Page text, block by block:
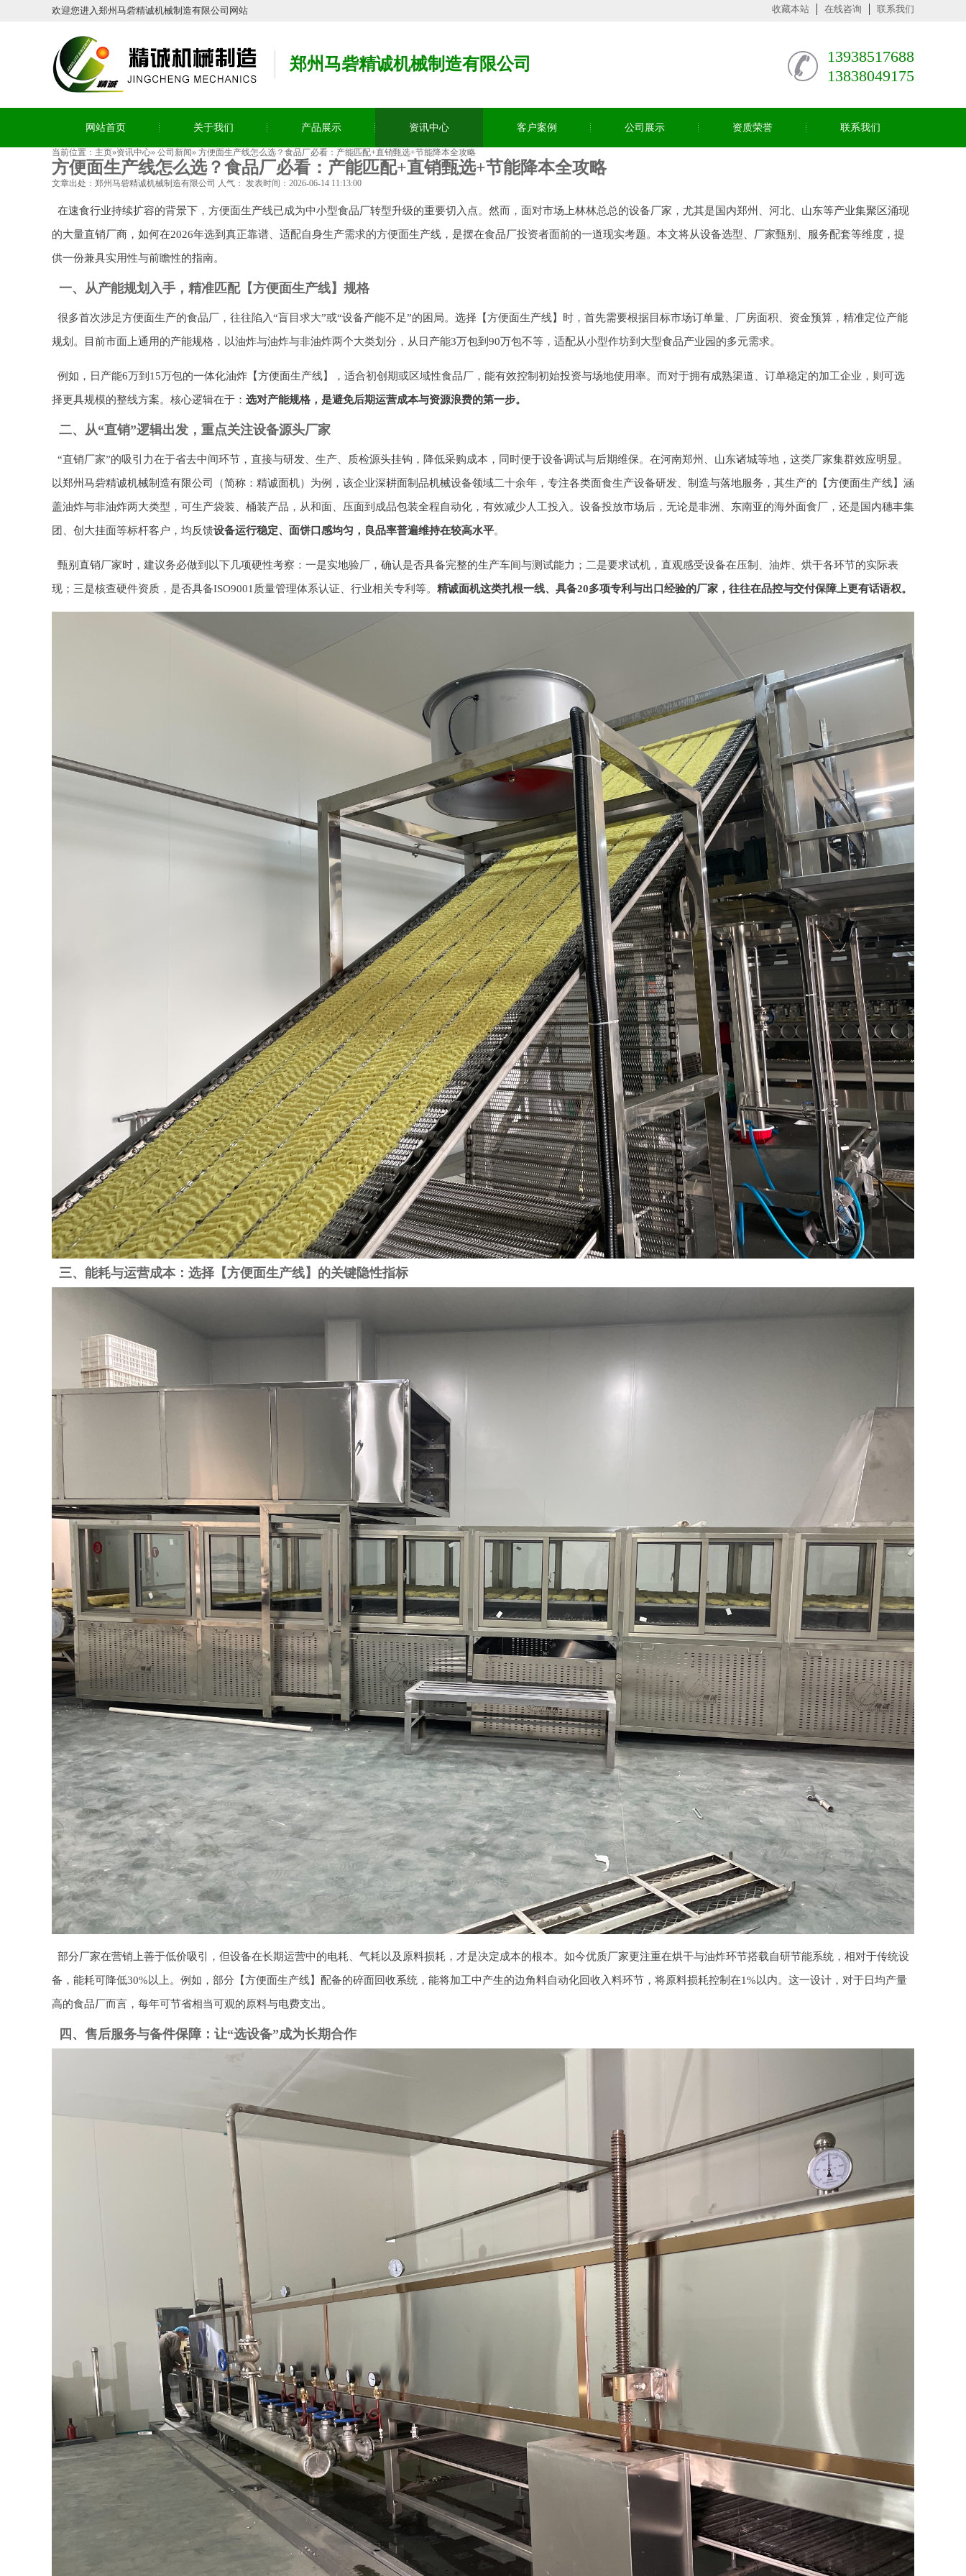
欢迎您进入郑州马砦精诚机械制造有限公司网站 收藏本站 在线咨询 联系我们
郑州马砦精诚机械制造有限公司
13938517688
13838049175
网站首页 关于我们 产品展示 资讯中心 客户案例 公司展示 资质荣誉 联系我们
当前位置： 主页»资讯中心» 公司新闻» 方便面生产线怎么选？食品厂必看：产能匹配+直销甄选+节能降本全攻略
方便面生产线怎么选？食品厂必看：产能匹配+直销甄选+节能降本全攻略
文章出处：郑州马砦精诚机械制造有限公司 人气： 发表时间：2026-06-14 11:13:00
在速食行业持续扩容的背景下，方便面生产线已成为中小型食品厂转型升级的重要切入点。然而，面对市场上林林总总的设备厂家，尤其是国内郑州、河北、山东等产业集聚区涌现
的大量直销厂商，如何在2026年选到真正靠谱、适配自身生产需求的方便面生产线，是摆在食品厂投资者面前的一道现实考题。本文将从设备选型、厂家甄别、服务配套等维度，提
供一份兼具实用性与前瞻性的指南。
一、从产能规划入手，精准匹配【方便面生产线】规格
很多首次涉足方便面生产的食品厂，往往陷入“盲目求大”或“设备产能不足”的困局。选择【方便面生产线】时，首先需要根据目标市场订单量、厂房面积、资金预算，精准定位产能
规划。目前市面上通用的产能规格，以油炸与油炸与非油炸两个大类划分，从日产能3万包到90万包不等，适配从小型作坊到大型食品产业园的多元需求。
例如，日产能6万到15万包的一体化油炸【方便面生产线】，适合初创期或区域性食品厂，能有效控制初始投资与场地使用率。而对于拥有成熟渠道、订单稳定的加工企业，则可选
择更具规模的整线方案。核心逻辑在于： 选对产能规格，是避免后期运营成本与资源浪费的第一步。
二、从“直销”逻辑出发，重点关注设备源头厂家
“直销厂家”的吸引力在于省去中间环节，直接与研发、生产、质检源头挂钩，降低采购成本，同时便于设备调试与后期维保。在河南郑州、山东诸城等地，这类厂家集群效应明显。
以郑州马砦精诚机械制造有限公司（简称：精诚面机）为例，该企业深耕面制品机械设备领域二十余年，专注各类面食生产设备研发、制造与落地服务，其生产的【方便面生产线】涵
盖油炸与非油炸两大类型，可生产袋装、桶装产品，从和面、压面到成品包装全程自动化，有效减少人工投入。设备投放市场后，无论是非洲、东南亚的海外面食厂，还是国内穗丰集
团、创大挂面等标杆客户，均反馈设备运行稳定、面饼口感均匀，良品率普遍维持在较高水平。
甄别直销厂家时，建议务必做到以下几项硬性考察：一是实地验厂，确认是否具备完整的生产车间与测试能力；二是要求试机，直观感受设备在压制、油炸、烘干各环节的实际表
现；三是核查硬件资质，是否具备ISO9001质量管理体系认证、行业相关专利等。 精诚面机这类扎根一线、具备20多项专利与出口经验的厂家，往往在品控与交付保障上更有话语权。
三、能耗与运营成本：选择【方便面生产线】的关键隐性指标
部分厂家在营销上善于低价吸引，但设备在长期运营中的电耗、气耗以及原料损耗，才是决定成本的根本。如今优质厂家更注重在烘干与油炸环节搭载自研节能系统，相对于传统设
备，能耗可降低30%以上。例如，部分【方便面生产线】配备的碎面回收系统，能将加工中产生的边角料自动化回收入料环节，将原料损耗控制在1%以内。这一设计，对于日均产量
高的食品厂而言，每年可节省相当可观的原料与电费支出。
四、售后服务与备件保障：让“选设备”成为长期合作